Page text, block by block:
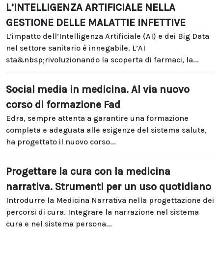
L’INTELLIGENZA ARTIFICIALE NELLA
GESTIONE DELLE MALATTIE INFETTIVE
L’impatto dell’Intelligenza Artificiale (AI) e dei Big Data
nel settore sanitario è innegabile. L’AI
sta&nbsp;rivoluzionando la scoperta di farmaci, la...
Social media in medicina. Al via nuovo
corso di formazione Fad
Edra, sempre attenta a garantire una formazione
completa e adeguata alle esigenze del sistema salute,
ha progettato il nuovo corso...
Progettare la cura con la medicina
narrativa. Strumenti per un uso quotidiano
Introdurre la Medicina Narrativa nella progettazione dei
percorsi di cura. Integrare la narrazione nel sistema
cura e nel sistema persona...